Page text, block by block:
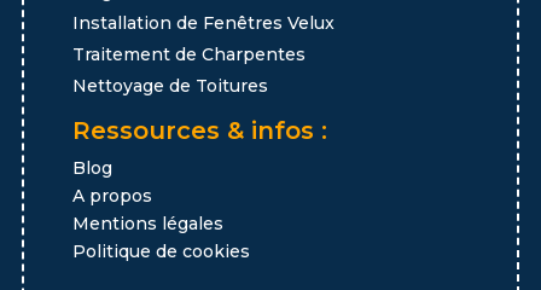
Installation de Fenêtres Velux
Traitement de Charpentes
Nettoyage de Toitures
Ressources & infos :
Blog
A propos
Mentions légales
Politique de cookies